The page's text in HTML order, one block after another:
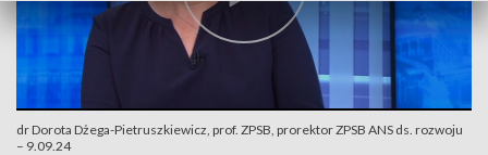
dr Dorota Dżega-Pietruszkiewicz, prof. ZPSB, prorektor ZPSB ANS ds. rozwoju
– 9.09.24